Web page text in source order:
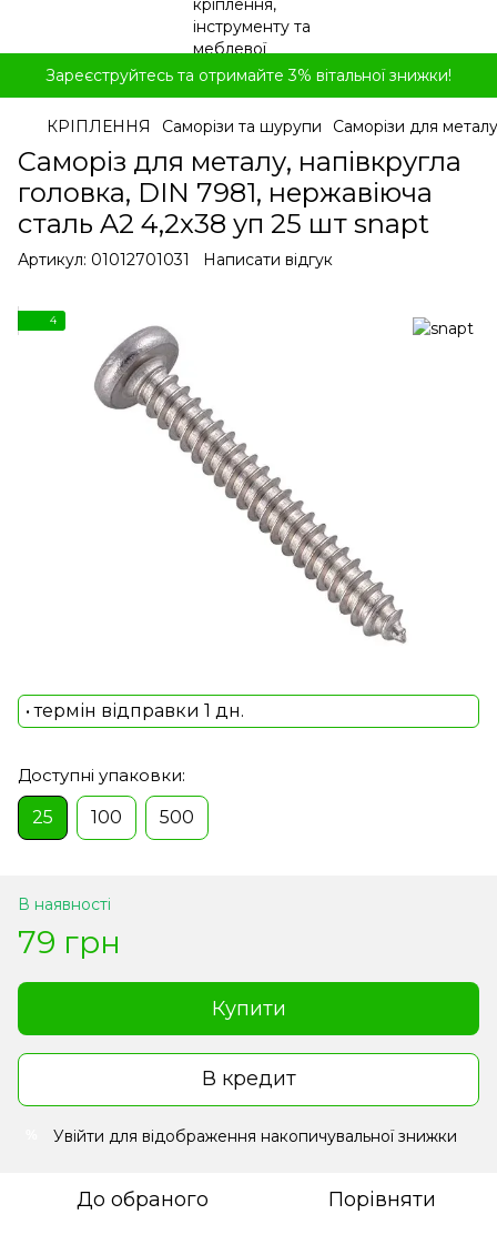
Зареєструйтесь та отримайте 3% вітальної знижки!
КРІПЛЕННЯ Саморізи та шурупи Саморізи для металу
Саморіз для металу, напівкругла
головка, DIN 7981, нержавіюча
сталь A2 4,2x38 уп 25 шт snapt
Артикул: 01012701031 Написати відгук
4
• термін відправки 1 дн.
Доступні упаковки:
25
100 500
В наявності
79 грн
Купити
В кредит
Увійти для відображення накопичувальної знижки
До обраного Порівняти